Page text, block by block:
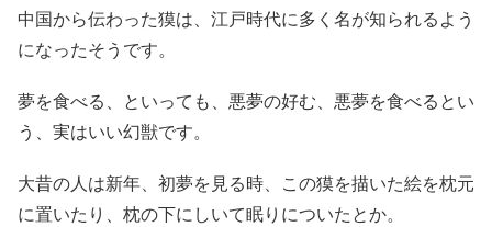
中国から伝わった獏は、江戸時代に多く名が知られるよう
になったそうです。
夢を食べる、といっても、悪夢の好む、悪夢を食べるとい
う、実はいい幻獣です。
大昔の人は新年、初夢を見る時、この獏を描いた絵を枕元
に置いたり、枕の下にしいて眠りについたとか。